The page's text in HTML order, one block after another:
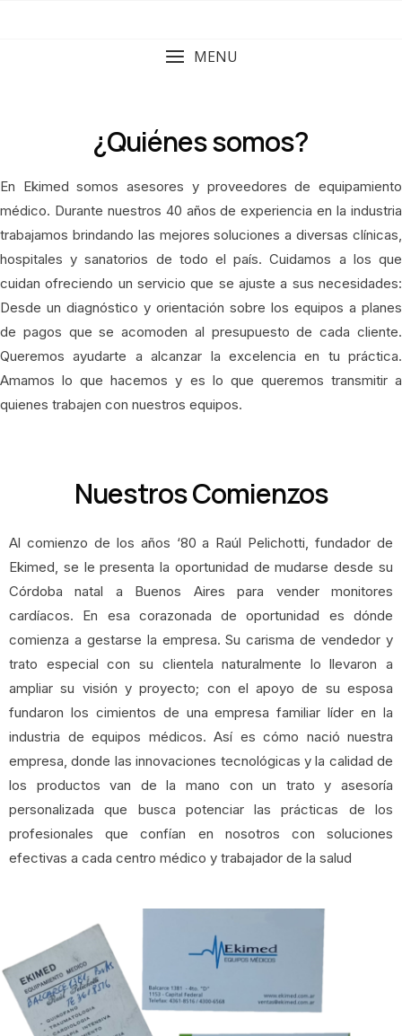
MENU
¿Quiénes somos?
En Ekimed somos asesores y proveedores de equipamiento
médico. Durante nuestros 40 años de experiencia en la industria
trabajamos brindando las mejores soluciones a diversas clínicas,
hospitales y sanatorios de todo el país. Cuidamos a los que
cuidan ofreciendo un servicio que se ajuste a sus necesidades:
Desde un diagnóstico y orientación sobre los equipos a planes
de pagos que se acomoden al presupuesto de cada cliente.
Queremos ayudarte a alcanzar la excelencia en tu práctica.
Amamos lo que hacemos y es lo que queremos transmitir a
quienes trabajen con nuestros equipos.
Nuestros Comienzos
Al comienzo de los años ‘80 a Raúl Pelichotti, fundador de
Ekimed, se le presenta la oportunidad de mudarse desde su
Córdoba natal a Buenos Aires para vender monitores
cardíacos. En esa corazonada de oportunidad es dónde
comienza a gestarse la empresa.Su carisma de vendedor y
trato especial con su clientela naturalmente lo llevaron a
ampliar su visión y proyecto; con el apoyo de su esposa
fundaron los cimientos de una empresa familiar líder en la
industria de equipos médicos. Así es cómo nació nuestra
empresa, donde las innovaciones tecnológicas y la calidad de
los productos van de la mano con un trato y asesoría
personalizada que busca potenciar las prácticas de los
profesionales que confían en nosotros con soluciones
efectivas a cada centro médico y trabajador de la salud